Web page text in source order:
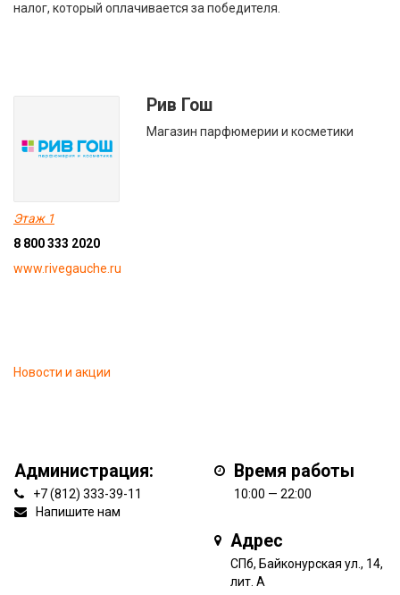
налог, который оплачивается за победителя.
Рив Гош
Магазин парфюмерии и косметики
Этаж 1
8 800 333 2020
www.rivegauche.ru
Новости и акции
Администрация:
+7 (812) 333-39-11
Напишите нам
Время работы
10:00 — 22:00
Адрес
СПб, Байконурская ул., 14,
лит. А